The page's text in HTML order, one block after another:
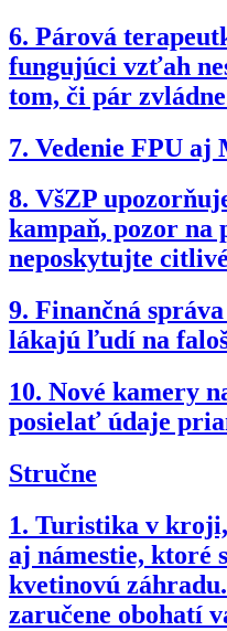
6. Párová
fungujúci vzťah
tom, či pár
7. Vedenie FPU aj
8. VšZP
kampaň, pozor na
neposkytujte
9. Finančná
lákajú ľudí na
10. Nové kamery
posielať údaje
Stručne
1. Turistika v
aj námestie, ktoré
kvetinovú
zaručene obohatí